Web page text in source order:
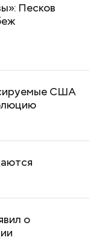
Песков
США
о